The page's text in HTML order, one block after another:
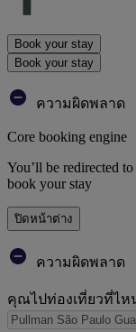
Book your stay
Book your stay
ความผิดพลาด
Core booking engine
You’ll be redirected
book your stay
ปิดหน้าต่าง
ความผิดพลาด
คุณไปท่องเที่ยวที่ไห